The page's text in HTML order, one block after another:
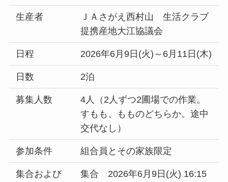
生産者
ＪＡさがえ西村山 生活クラブ
提携産地大江協議会
日程 2026年6月9日(火)～6月11日(木)
日数 2泊
募集人数
4人（2人ずつ2圃場での作業。
すもも、もものどちらか。途中
交代なし）
参加条件 組合員とその家族限定
集合および
集合 2026年6月9日(火) 16:15